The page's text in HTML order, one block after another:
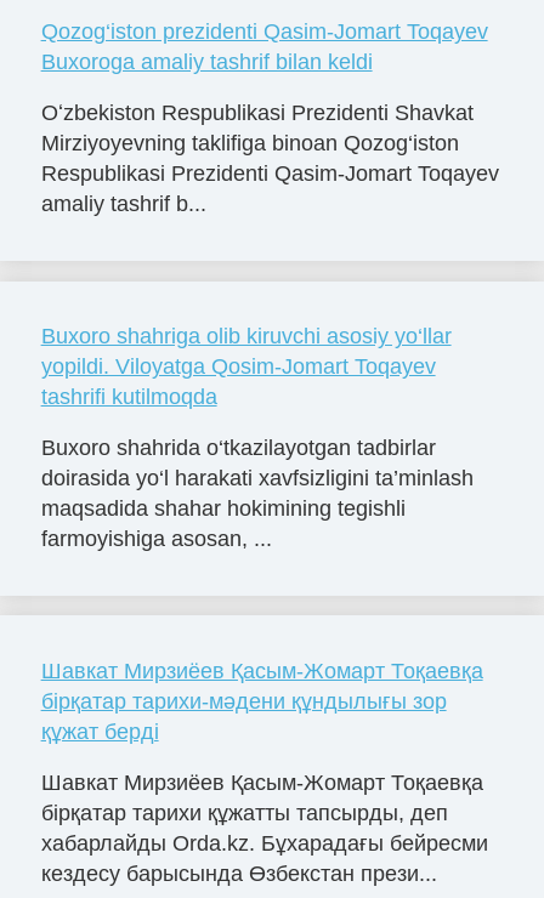
Qozog‘iston prezidenti Qasim-Jomart Toqayev
Buxoroga amaliy tashrif bilan keldi
Oʻzbekiston Respublikasi Prezidenti Shavkat
Mirziyoyevning taklifiga binoan Qozog‘iston
Respublikasi Prezidenti Qasim-Jomart Toqayev
amaliy tashrif b...
Buxoro shahriga olib kiruvchi asosiy yo‘llar
yopildi. Viloyatga Qosim-Jomart Toqayev
tashrifi kutilmoqda
Buxoro shahrida o‘tkazilayotgan tadbirlar
doirasida yo‘l harakati xavfsizligini ta’minlash
maqsadida shahar hokimining tegishli
farmoyishiga asosan, ...
Шавкат Мирзиёев Қасым-Жомарт Тоқаевқа
бірқатар тарихи-мәдени құндылығы зор
құжат берді
Шавкат Мирзиёев Қасым-Жомарт Тоқаевқа
бірқатар тарихи құжатты тапсырды, деп
хабарлайды Orda.kz. Бұхарадағы бейресми
кездесу барысында Өзбекстан прези...